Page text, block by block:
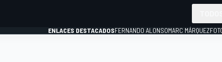
ENLACES DESTACADOSFERNANDO ALONSOMARC MÁRQUEZ